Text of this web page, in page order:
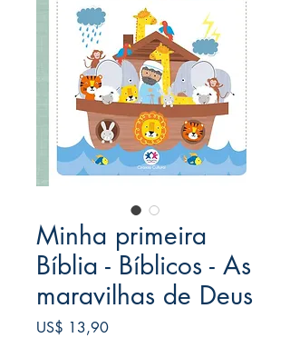
Minha primeira
Bíblia - Bíblicos - As
maravilhas de Deus
US$ 13,90Preço